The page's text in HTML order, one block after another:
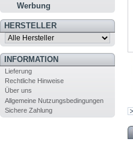
Werbung
HERSTELLER
INFORMATION
Lieferung
Rechtliche Hinweise
Über uns
Allgemeine Nutzungsbedingungen
Sichere Zahlung